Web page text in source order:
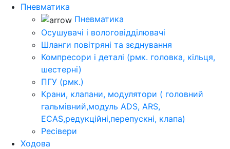
Пневматика
Пневматика
Осушувачі і вологовідділювачі
Шланги повітряні та зєднування
Компресори і деталі (рмк. головка, кільця,
шестерні)
ПГУ (рмк.)
Крани, клапани, модулятори ( головний
гальмівний,модуль ADS, ARS,
ECAS,редукційні,перепускні, клапа)
Ресівери
Ходова